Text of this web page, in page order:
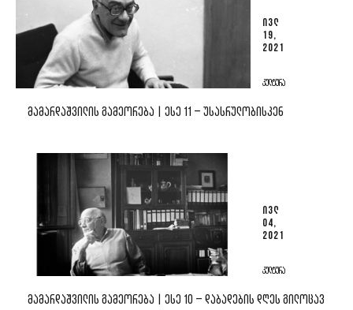
ᲘᲕᲚ
19,
2021
ᲙᲣᲚᲢᲣᲠᲐ
ᲛᲐᲛᲐᲠᲓᲐᲨᲕᲘᲚᲘᲡ ᲒᲐᲛᲔᲝᲠᲔᲑᲐ | ᲔᲡᲔ 11 – ᲣᲡᲐᲡᲠᲣᲚᲝᲑᲘᲡᲙᲔᲜ
ᲘᲕᲚ
04,
2021
ᲙᲣᲚᲢᲣᲠᲐ
ᲛᲐᲛᲐᲠᲓᲐᲨᲕᲘᲚᲘᲡ ᲒᲐᲛᲔᲝᲠᲔᲑᲐ | ᲔᲡᲔ 10 – ᲓᲐᲑᲐᲓᲔᲑᲘᲡ ᲓᲦᲔᲡ ᲒᲘᲚᲝᲪᲐᲕ